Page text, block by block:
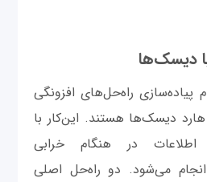
دیسک‌ها
پیاده‌سازی راه‌حل‌های افزونگی
دیسک‌ها هستند. این‌کار با
در هنگام خرابی
می‌شود. دو راه‌حل اصلی